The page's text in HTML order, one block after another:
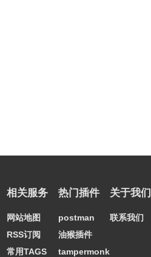
相关服务
网站地图
RSS订阅
常用TAGS
热门插件
postman
油猴插件
tampermonkey
关于我们
联系我们